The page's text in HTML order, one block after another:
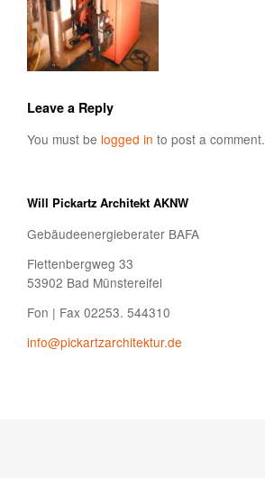
Leave a Reply
You must be logged in to post a comment.
Will Pickartz Architekt AKNW
Gebäudeenergieberater BAFA
Flettenbergweg 33
53902 Bad Münstereifel
Fon | Fax 02253. 544310
info@pickartzarchitektur.de